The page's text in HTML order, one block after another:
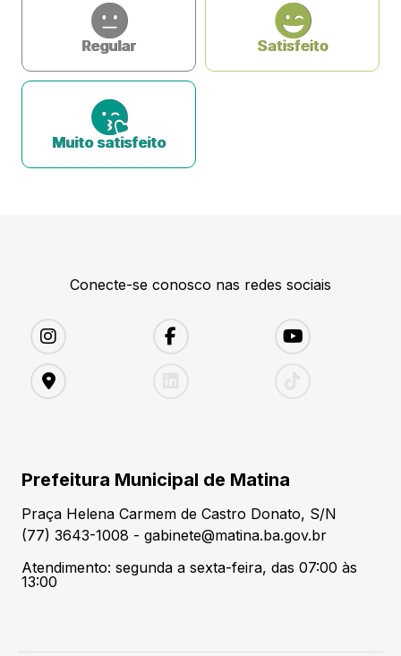
Regular Satisfeito
Muito satisfeito
Conecte-se conosco nas redes sociais
Prefeitura Municipal de Matina
Praça Helena Carmem de Castro Donato, S/N
(77) 3643-1008 - gabinete@matina.ba.gov.br
Atendimento: segunda a sexta-feira, das 07:00 às
13:00